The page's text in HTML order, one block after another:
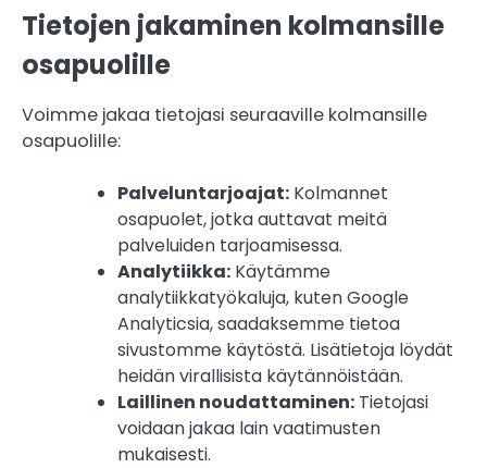
Tietojen jakaminen kolmansille
osapuolille
Voimme jakaa tietojasi seuraaville kolmansille
osapuolille:
Palveluntarjoajat: Kolmannet
osapuolet, jotka auttavat meitä
palveluiden tarjoamisessa.
Analytiikka: Käytämme
analytiikkatyökaluja, kuten Google
Analyticsia, saadaksemme tietoa
sivustomme käytöstä. Lisätietoja löydät
heidän virallisista käytännöistään.
Laillinen noudattaminen: Tietojasi
voidaan jakaa lain vaatimusten
mukaisesti.